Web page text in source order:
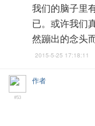
我们的脑子里
已。或许我们
然蹦出的念头
2015-5-25 17:18:11
作者
#53